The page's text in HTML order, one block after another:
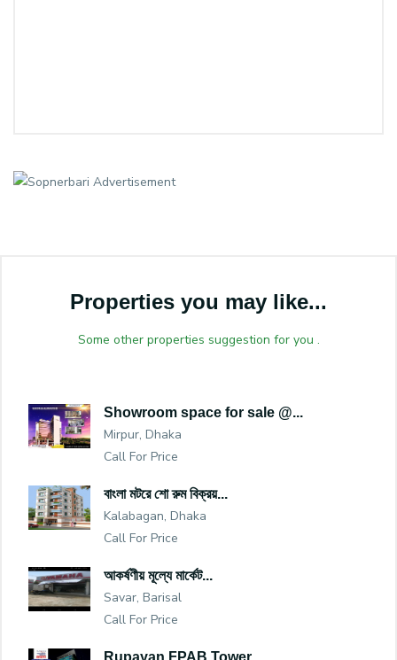
Properties you may like...
Some other properties suggestion for you .
Showroom space for sale @...
Mirpur, Dhaka
Call For Price
বাংলা মটরে শো রুম বিক্রয়...
Kalabagan, Dhaka
Call For Price
আকর্ষণীয় মূল্যে মার্কেট...
Savar, Barisal
Call For Price